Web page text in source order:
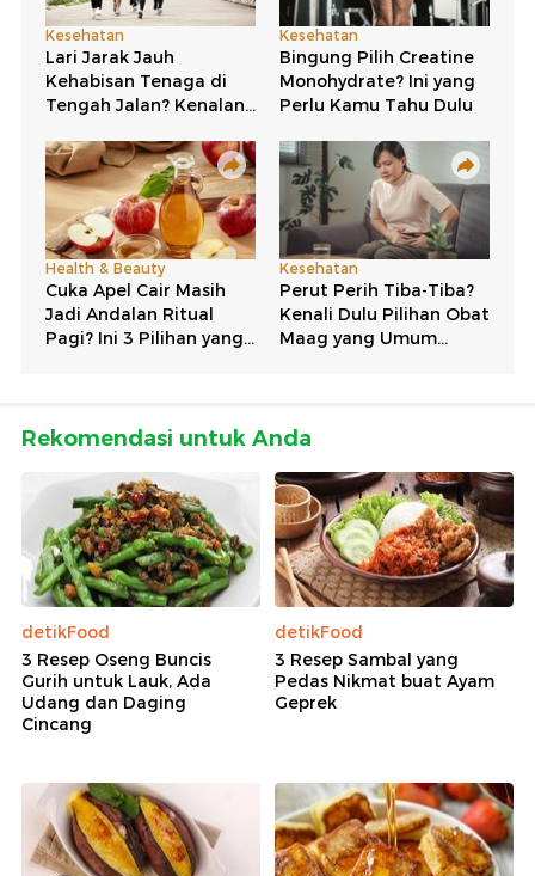
Rekomendasi untuk Anda
detikFood
3 Resep Oseng Buncis
Gurih untuk Lauk, Ada
Udang dan Daging
Cincang
detikFood
3 Resep Sambal yang
Pedas Nikmat buat Ayam
Geprek